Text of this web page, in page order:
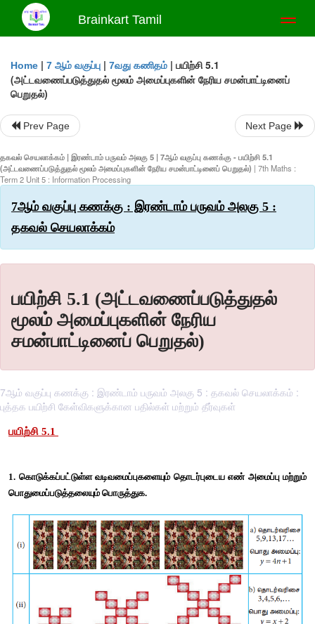
Brainkart Tamil
Home | 7 ஆம் வகுப்பு | 7வது கணிதம் | பயிற்சி 5.1
(அட்டவணைப்படுத்துதல் மூலம் அமைப்புகளின் நேரிய சமன்பாட்டினைப்
பெறுதல்)
Prev Page Next Page
தகவல் செயலாக்கம் | இரண்டாம் பருவம் அலகு 5 | 7ஆம் வகுப்பு கணக்கு - பயிற்சி 5.1
(அட்டவணைப்படுத்துதல் மூலம் அமைப்புகளின் நேரிய சமன்பாட்டினைப் பெறுதல்) | 7th Maths :
Term 2 Unit 5 : Information Processing
7ஆம் வகுப்பு கணக்கு : இரண்டாம் பருவம் அலகு 5 :
தகவல் செயலாக்கம்
பயிற்சி 5.1 (அட்டவணைப்படுத்துதல்
மூலம் அமைப்புகளின் நேரிய
சமன்பாட்டினைப் பெறுதல்)
7ஆம் வகுப்பு கணக்கு : இரண்டாம் பருவம் அலகு 5 : தகவல் செயலாக்கம் :
புத்தக பயிற்சி கேள்விகளுக்கான பதில்கள் மற்றும் தீர்வுகள்
பயிற்சி 5.1
கொடுக்கப்பட்டுள்ள வடிவமைப்புகளையும் தொடர்புடைய எண்
பொதுமைப்படுத்தலையும் பொருத்துக.